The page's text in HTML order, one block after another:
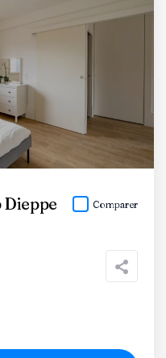
Comparer